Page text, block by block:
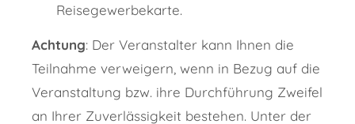
Reisegewerbekarte.
Achtung: Der Veranstalter kann Ihnen die
Teilnahme verweigern, wenn in Bezug auf die
Veranstaltung bzw. ihre Durchführung Zweifel
an Ihrer Zuverlässigkeit bestehen. Unter der